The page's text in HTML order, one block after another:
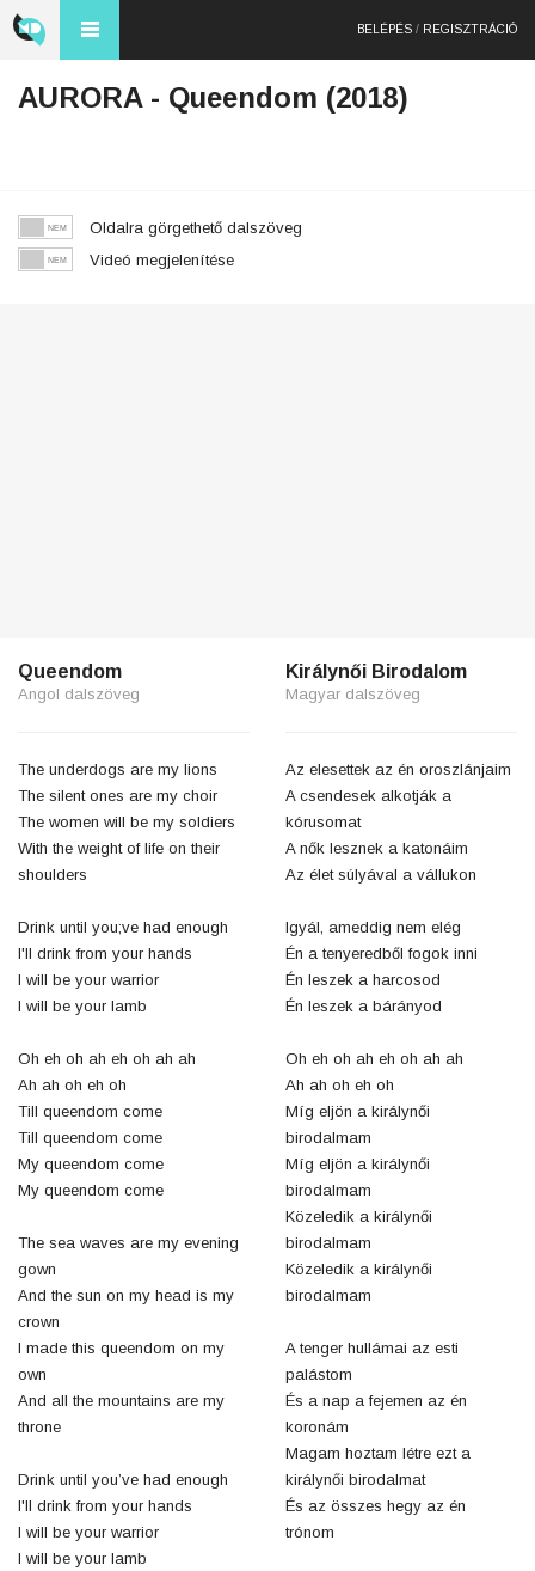
BELÉPÉS / REGISZTRÁCIÓ
AURORA - Queendom (2018)
Oldalra görgethető dalszöveg
Videó megjelenítése
Queendom
Angol dalszöveg
The underdogs are my lions
The silent ones are my choir
The women will be my soldiers
With the weight of life on their
shoulders
Drink until you;ve had enough
I'll drink from your hands
I will be your warrior
I will be your lamb
Oh eh oh ah eh oh ah ah
Ah ah oh eh oh
Till queendom come
Till queendom come
My queendom come
My queendom come
The sea waves are my evening
gown
And the sun on my head is my
crown
I made this queendom on my
own
And all the mountains are my
throne
Drink until you’ve had enough
I'll drink from your hands
I will be your warrior
I will be your lamb
Királynői Birodalom
Magyar dalszöveg
Az elesettek az én oroszlánjaim
A csendesek alkotják a
kórusomat
A nők lesznek a katonáim
Az élet súlyával a vállukon
Igyál, ameddig nem elég
Én a tenyeredből fogok inni
Én leszek a harcosod
Én leszek a bárányod
Oh eh oh ah eh oh ah ah
Ah ah oh eh oh
Míg eljön a királynői
birodalmam
Míg eljön a királynői
birodalmam
Közeledik a királynői
birodalmam
Közeledik a királynői
birodalmam
A tenger hullámai az esti
palástom
És a nap a fejemen az én
koronám
Magam hoztam létre ezt a
királynői birodalmat
És az összes hegy az én
trónom